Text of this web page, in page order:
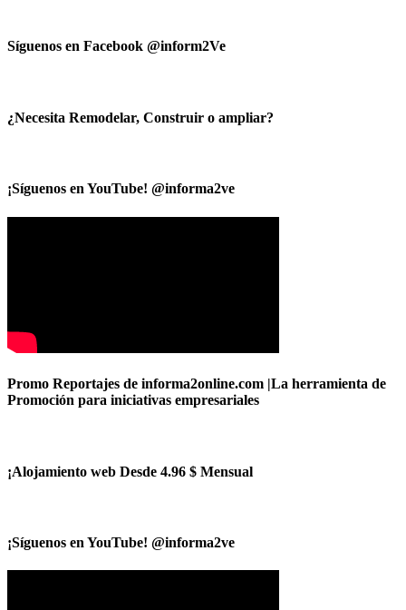
Síguenos en Facebook @inform2Ve
¿Necesita Remodelar, Construir o ampliar?
¡Síguenos en YouTube! @informa2ve
Promo Reportajes de informa2online.com |La herramienta de
Promoción para iniciativas empresariales
¡Alojamiento web Desde 4.96 $ Mensual
¡Síguenos en YouTube! @informa2ve